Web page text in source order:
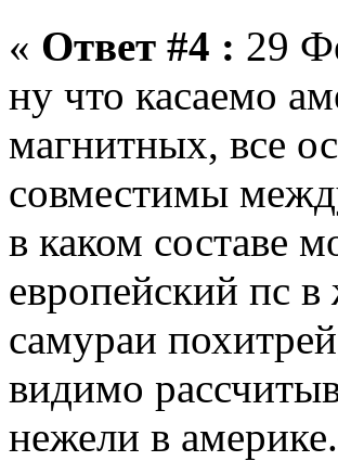
« Ответ #4 : 29
ну что касаемо
магнитных, все
совместимы
в каком составе
европейский пс
самураи
видимо
нежели в америке.